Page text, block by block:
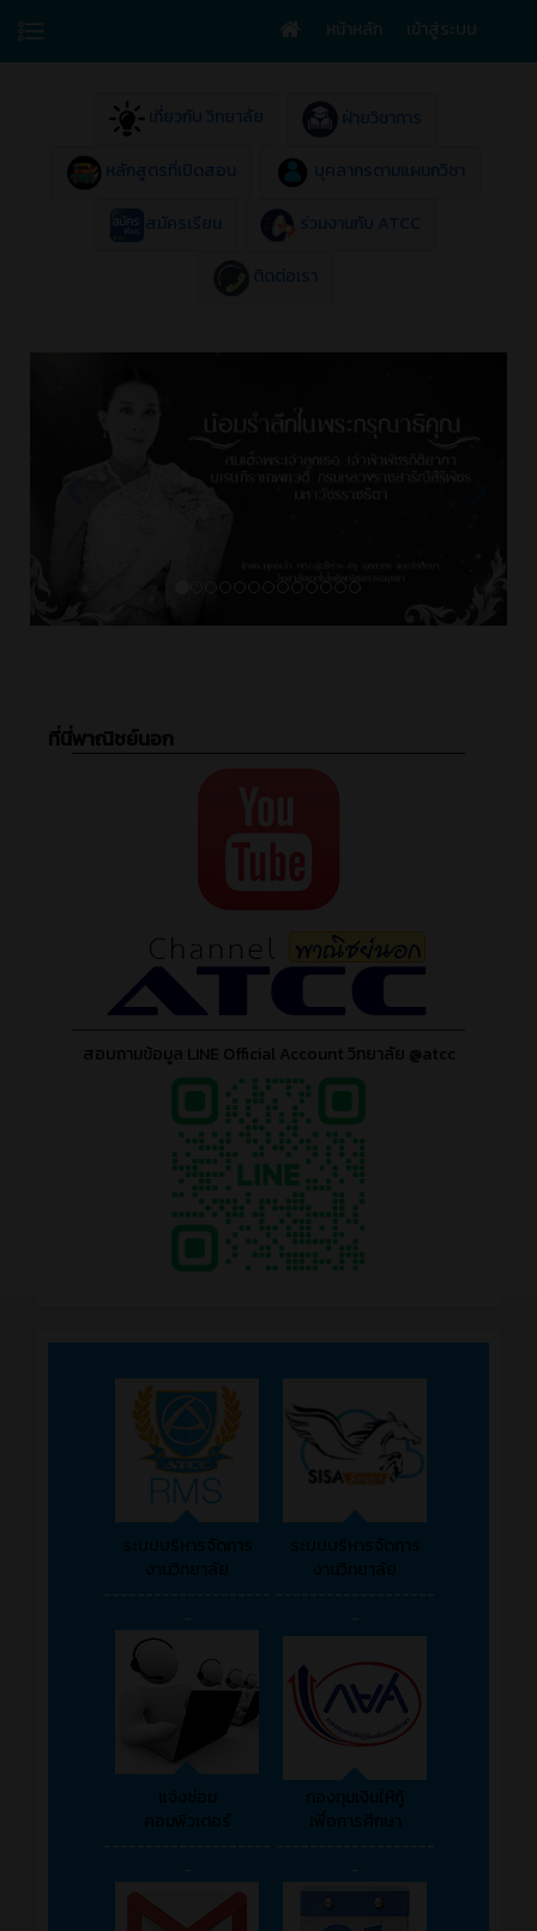
หน้าหลัก เข้าสู่ระบบ
เกี่ยวกับ วิทยาลัย ฝ่ายวิชาการ
หลักสูตรที่เปิดสอน บุคลากรตามแผนกวิชา
สมัครเรียน ร่วมงานกับ ATCC
ติดต่อเรา
ที่นี่พาณิชย์นอก
สอบถามข้อมูล LINE Official Account วิทยาลัย @atcc
ระบบบริหารจัดการ
งานวิทยาลัย
ระบบบริหารจัดการ
งานวิทยาลัย
--------------------
-
-------------------
-
แจ้งซ่อม
คอมพิวเตอร์
กองทุนเงินให้กู้
เพื่อการศึกษา
--------------------
-
-------------------
-